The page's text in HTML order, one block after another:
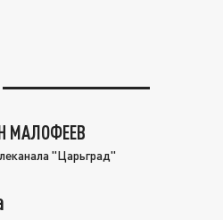
МАЛОФЕЕВ
"Царьград"